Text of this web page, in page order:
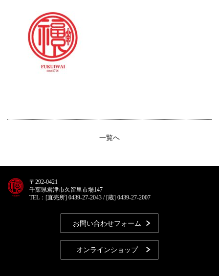
一覧へ
〒292-0421
千葉県君津市久留里市場147
TEL：[直売所] 0439-27-2043 / [蔵] 0439-27-2007
お問い合わせフォーム
オンラインショップ